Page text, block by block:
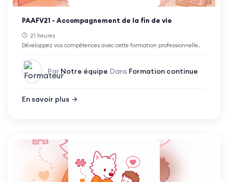
PAAFV21 - Accompagnement de la fin de vie
21 heures
Développez vos compétences avec cette formation professionnelle.
Par Notre équipe Dans Formation continue
En savoir plus